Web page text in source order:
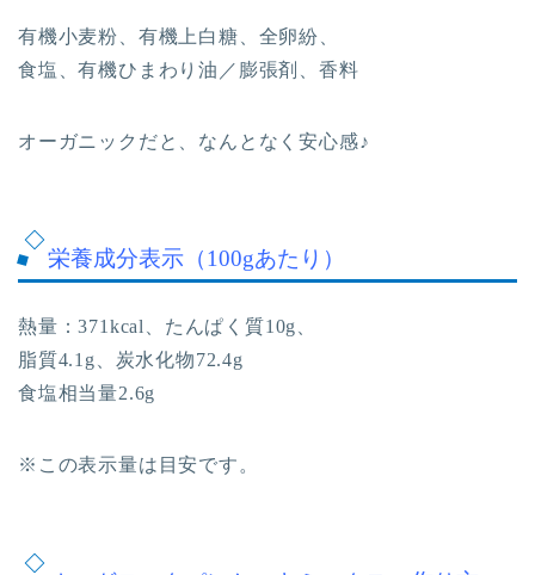
有機小麦粉、有機上白糖、全卵紛、
食塩、有機ひまわり油／膨張剤、香料
オーガニックだと、なんとなく安心感♪
栄養成分表示（100gあたり）
熱量：371kcal、たんぱく質10g、
脂質4.1g、炭水化物72.4g
食塩相当量2.6g
※この表示量は目安です。